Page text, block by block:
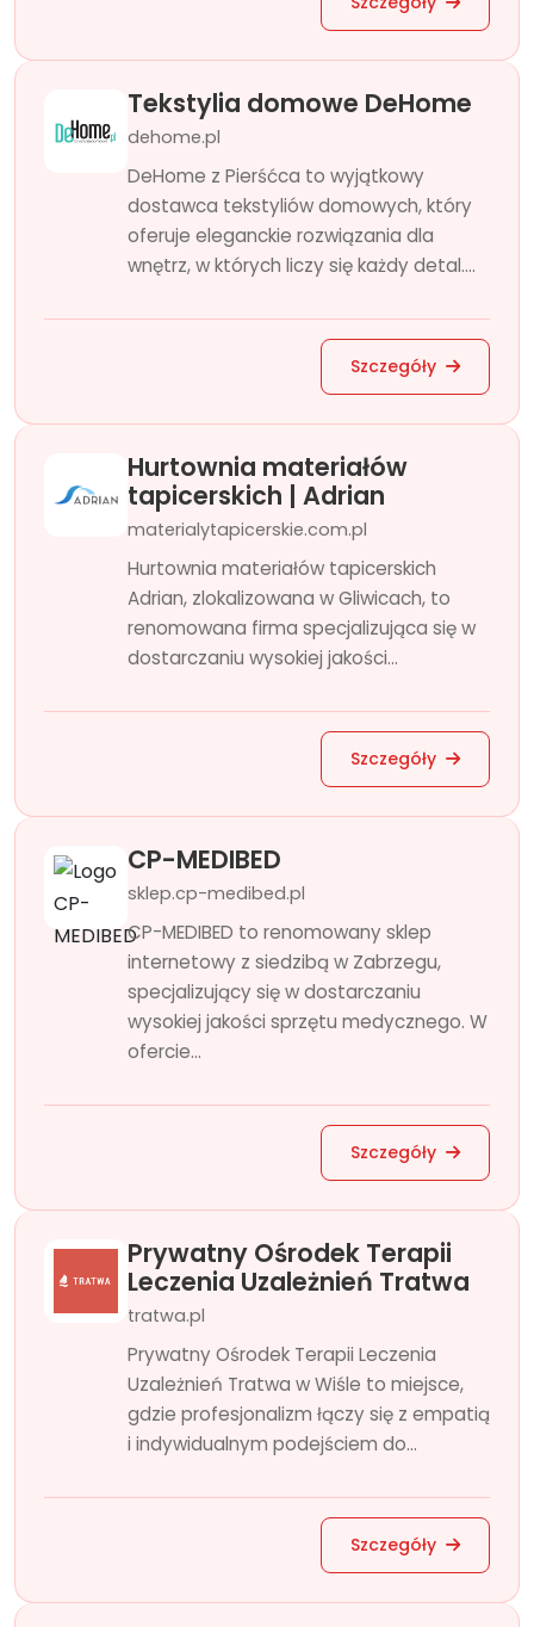
Tekstylia domowe DeHome
dehome.pl
DeHome z Pierśćca to wyjątkowy
dostawca tekstyliów domowych, który
oferuje eleganckie rozwiązania dla
wnętrz, w których liczy się każdy detal....
Szczegóły
Hurtownia materiałów
tapicerskich | Adrian
materialytapicerskie.com.pl
Hurtownia materiałów tapicerskich
Adrian, zlokalizowana w Gliwicach, to
renomowana firma specjalizująca się w
dostarczaniu wysokiej jakości...
Szczegóły
CP-MEDIBED
sklep.cp-medibed.pl
CP-MEDIBED to renomowany sklep
internetowy z siedzibą w Zabrzegu,
specjalizujący się w dostarczaniu
wysokiej jakości sprzętu medycznego. W
ofercie...
Szczegóły
Prywatny Ośrodek Terapii
Leczenia Uzależnień Tratwa
tratwa.pl
Prywatny Ośrodek Terapii Leczenia
Uzależnień Tratwa w Wiśle to miejsce,
gdzie profesjonalizm łączy się z empatią
i indywidualnym podejściem do...
Szczegóły